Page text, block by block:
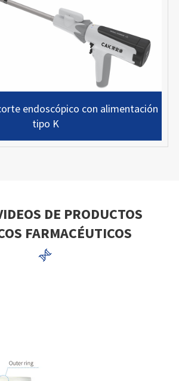
endoscópico con alimentación
tipo K
DE PRODUCTOS
FARMACÉUTICOS
